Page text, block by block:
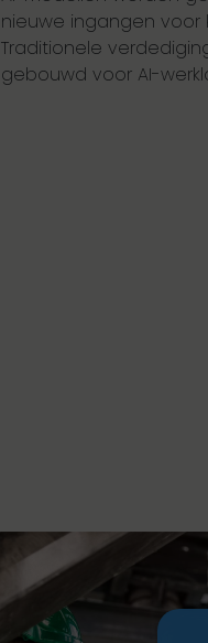
nieuwe ingangen voor
Traditionele
gebouwd voor AI-